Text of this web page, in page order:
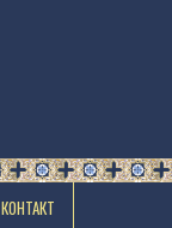
КОНТАКТ